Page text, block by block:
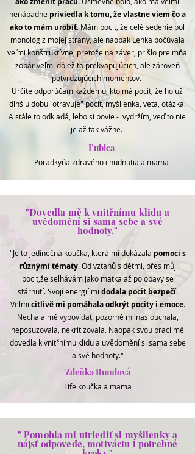
nenápadne priviedla k tomu, že vlastne viem čo a
ako to mám urobiť. Mám pocit, že celé sedenie bol
monológ z mojej strany, ale naopak Lenka počúvala
veľmi konštruktívne, pretože na záver, prišlo pre mňa
zopár veľmi dôležito prekvapujúcich, ale zároveň
potvrdzujúcich momentov.
Určite odporúčam každému, kto má pocit, že ho už
dlhšiu dobu "otravuje" pocit, myšlienka, veta, otázka.
A stále to odkladá, lebo si povie - vydržím, veď to nie
je až tak vážne.
​Ľubica
Poradkyňa zdravého chudnutia a mama
"Dovedla mě k vnitřnímu klidu a
uvědomění si sama sebe a své
hodnoty."
"Je to jedinečná koučka, která mi dokázala pomoci s
různými tématy. Od vztahů s dětmi, přes můj
pocit,že selhávám jako matka až po obavy se
stárnutí. Svojí energií mi dodala pocit bezpečí.
Velmi citlivě mi pomáhala odkrýt pocity i emoce.
Nechala mě vypovídat, pozorně mi naslouchala,
neposuzovala, nekritizovala. Naopak svou prací mě
dovedla k vnitřnímu klidu a uvědomění si sama sebe
a své hodnoty."
Zdeňka Rumlová
Life koučka a mama
" Pomohla mi utriediť si myšlienky a
nájsť odpovede, motiváciu i potrebné